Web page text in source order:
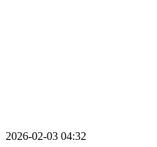
2026-02-03 04:32